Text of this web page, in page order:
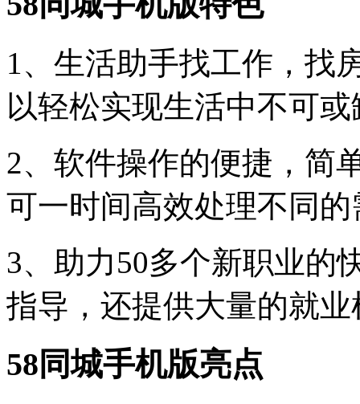
1、生活助手找工作，找
以轻松实现生活中不可
2、软件操作的便捷，简
可一时间高效处理不同的
3、助力50多个新职业的
指导，还提供大量的就业
58同城手机版亮点